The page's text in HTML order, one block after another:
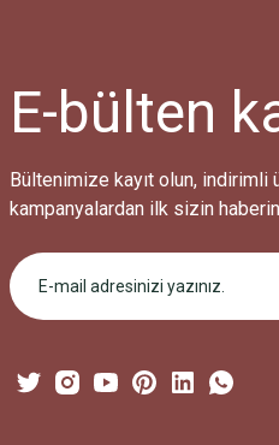
Bu ürüne benzer farklı
E-bülten
Bültenimize kayıt olun, indirimli
kampanyalardan ilk sizin